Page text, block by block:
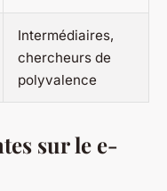
Intermédiaires,
chercheurs de
polyvalence
sur le e-